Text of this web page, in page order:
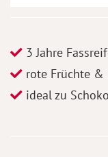
3 Jahre
rote Früchte &
ideal zu